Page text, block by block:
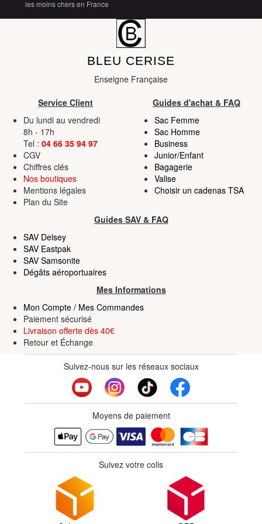
services.
les moins chers en France
BLEU CERISE
Enseigne Française
Service Client
Guides d'achat & FAQ
Du lundi au vendredi
8h - 17h
Tel : 04 66 35 94 97
CGV
Chiffres clés
Nos boutiques
Mentions légales
Plan du Site
Sac Femme
Sac Homme
Business
Junior/Enfant
Bagagerie
Valise
Choisir un cadenas TSA
Guides SAV & FAQ
SAV Delsey
SAV Eastpak
SAV Samsonite
Dégâts aéroportuaires
Mes Informations
Mon Compte / Mes Commandes
Paiement sécurisé
Livraison offerte dès 40€
Retour et Échange
Suivez-nous sur les réseaux sociaux
Moyens de paiement
Suivez votre colis